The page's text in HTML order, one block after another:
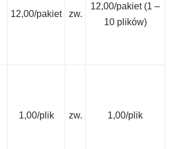
12,00/pakiet zw.
12,00/pakiet (1 –
10 plików)
1,00/plik zw. 1,00/plik